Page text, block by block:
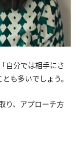
自分では相手にさ
も多いでしょう。
り、アプローチ方